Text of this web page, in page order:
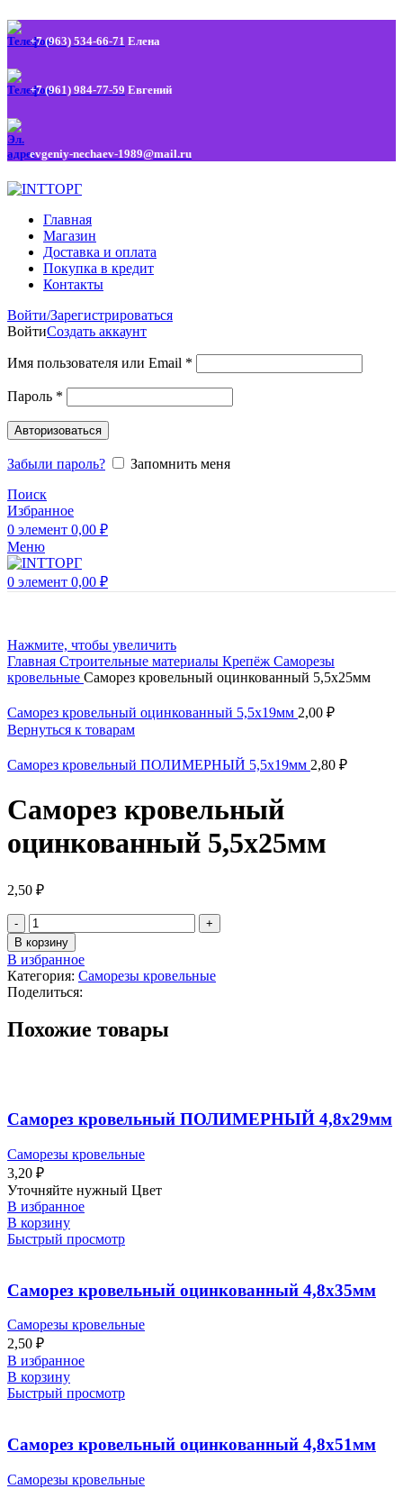
+7 (963) 534-66-71 Елена
+7 (961) 984-77-59 Евгений
evgeniy-nechaev-1989@mail.ru
Главная
Магазин
Доставка и оплата
Покупка в кредит
Контакты
Войти/Зарегистрироваться
ВойтиСоздать аккаунт
Имя пользователя или Email *
Пароль *
Авторизоваться
Забыли пароль?
Запомнить меня
Поиск
Избранное
0 элемент 0,00 ₽
Меню
0 элемент 0,00 ₽
Нажмите, чтобы увеличить
Главная Строительные материалы Крепёж Саморезы
кровельные Саморез кровельный оцинкованный 5,5х25мм
Саморез кровельный оцинкованный 5,5х19мм 2,00 ₽
Вернуться к товарам
Саморез кровельный ПОЛИМЕРНЫЙ 5,5х19мм 2,80 ₽
Саморез кровельный
оцинкованный 5,5х25мм
2,50 ₽
В корзину
В избранное
Категория: Саморезы кровельные
Поделиться:
Похожие товары
Саморез кровельный ПОЛИМЕРНЫЙ 4,8х29мм
Саморезы кровельные
3,20 ₽
Уточняйте нужный Цвет
В избранное
В корзину
Быстрый просмотр
Саморез кровельный оцинкованный 4,8х35мм
Саморезы кровельные
2,50 ₽
В избранное
В корзину
Быстрый просмотр
Саморез кровельный оцинкованный 4,8х51мм
Саморезы кровельные